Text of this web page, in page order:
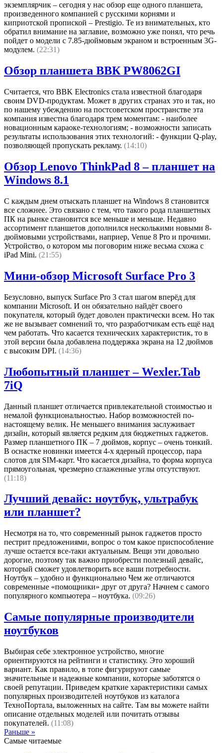
экземплярчик – сегодня у нас обзор еще одного планшета,
произведенного компанией с русскими корнями и
киприотской пропиской – Prestigio. Те из внимательных, кто
обратил внимание на заглавие, возможно уже понял, что речь
пойдет о модели с 7.85-дюймовым экраном и встроенным 3G-
модулем. (22:31)
Обзор планшета ВВК PW8062GI
Считается, что BBK Electronics стала известной благодаря
своим DVD-продуктам. Может в других странах это и так, но
по нашему убеждению на постсоветском пространстве эта
компания известна благодаря трем моментам: - наиболее
новационным караоке-технологиям; - возможности записать
результаты использования этих технологий: - функции Q-play,
позволяющей пропускать рекламу. (14:10)
Обзор Lenovo ThinkPad 8 – планшет на
Windows 8.1
С каждым днем отыскать планшет на Windows 8 становится
все сложнее. Это связано с тем, что такого рода планшетных
ПК на рынке становится все меньше и меньше. Недавно
ассортимент планшетов дополнился несколькими новыми 8-
дюймовыми устройствами, наприер, Venue 8 Pro и прочими.
Устройство, о котором мы поговорим ниже весьма схожа с
iPad Mini. (21:55)
Мини-обзор Microsoft Surface Pro 3
Безусловно, выпуск Surface Pro 3 стал шагом вперёд для
компании Microsoft. И он обязательно найдёт своего
покупателя, который будет доволен практически всем. Но так
же не вызывает сомнений то, что разработчикам есть ещё над
чем работать. Что касается технических характеристик, то в
этой версии была добавлена поддержка экрана на 12 дюймов
с высоким DPI. (14:36)
Любопытный планшет – Wexler.Tab
7iQ
Данный планшет отличается привлекательной стоимостью и
немалой функциональностью. Набор возможностей по-
настоящему велик. Не меньшего внимания заслуживает
дизайн, который является редким для бюджетных гаджетов.
Размер планшетного ПК – 7 дюймов, корпус – очень тонкий.
В оснастке новинки имеется 4-х ядерный процессор, пара
слотов для SIM-карт. Что касается дизайна, то форма корпуса
прямоугольная, чрезмерно сглаженные углы отсутствуют.
(11:18)
Лучший девайс: ноутбук, ультрабук
или планшет?
Несмотря на то, что современный рынок гаджетов просто
пестрит предложениями, вопрос о том какое приспособление
лучше остается все-таки актуальным. Вещи эти довольно
дорогие, поэтому так важно приобрести полезный девайс,
который сможет удовлетворить все ваши потребности.
Ноутбук – удобно и функционально Чем же отличаются
современные «помощники» друг от друга? Начнем с самого
популярного компьютера – ноутбука. (09:26)
Самые популярные производители
ноутбуков
Выбирая себе электронное устройство, многие
ориентируются на рейтинги и статистику. Это хороший
вариант. Как правило, в топе фигурируют самые
значительные и надежные компании, которые заботятся о
своей репутации. Приведем краткие характеристики самых
популярных производителей ноутбуков из каталога
ТехноПортала, выложенных на сайте. Там вы можете найти
описание отдельных моделей или почитать отзывы
покупателей. (11:08)
Раньше »
Самые читаемые